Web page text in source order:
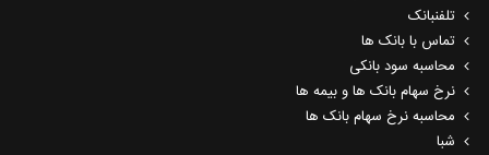
تلفنبانک
تماس با بانک ها
محاسبه سود بانکی
نرخ سهام بانک ها و بیمه ها
محاسبه نرخ سهام بانک ها
شبا